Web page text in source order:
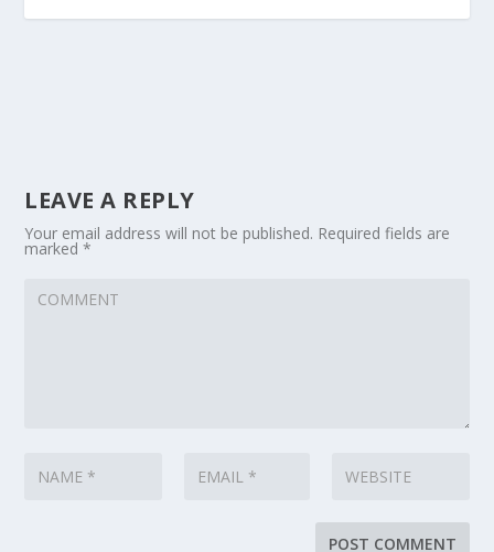
LEAVE A REPLY
Your email address will not be published. Required fields are
marked*